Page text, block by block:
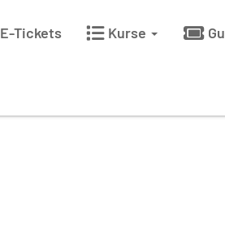
E-Tickets Kurse